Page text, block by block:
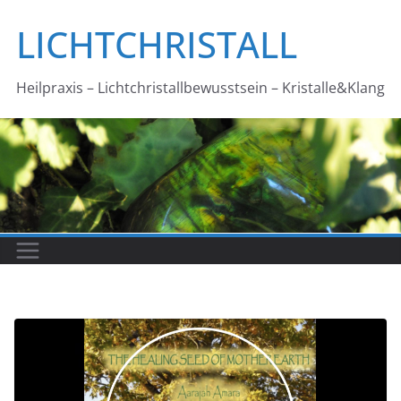
Inhalt
springen
LICHTCHRISTALL
Heilpraxis – Lichtchristallbewusstsein – Kristalle&Klang